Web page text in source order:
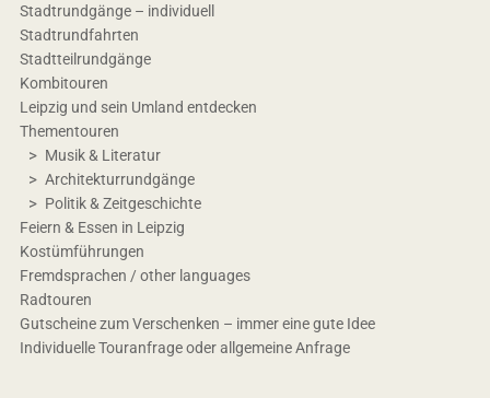
Stadtrundgänge – individuell
Stadtrundfahrten
Stadtteilrundgänge
Kombitouren
Leipzig und sein Umland entdecken
Thementouren
Musik & Literatur
Architekturrundgänge
Politik & Zeitgeschichte
Feiern & Essen in Leipzig
Kostümführungen
Fremdsprachen / other languages
Radtouren
Gutscheine zum Verschenken – immer eine gute Idee
Individuelle Touranfrage oder allgemeine Anfrage